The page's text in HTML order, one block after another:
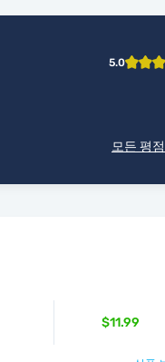
5.0
모든 평
$11.99